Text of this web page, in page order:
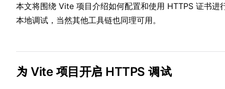
本文⁢将围⁣绕︁ Vite⁢ 项目︀介︀绍如何⁢配置和⁣使用 H︁T⁢T︀PS 证书进
本⁣地调试⁣，当然︁其他⁢工︀具链也︁同理可⁣用。︁
为 Vite 项目开启 HTTPS 调试